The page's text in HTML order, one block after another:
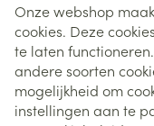
Onze webshop
cookies. Deze
te laten
andere soorten
mogelijkheid om
instellingen aan te
Juridische links